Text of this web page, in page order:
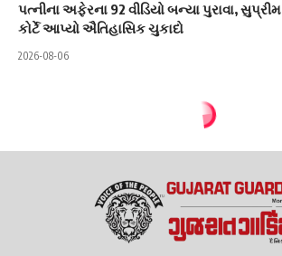
પત્નીના અફેરના 92 વીડિયો બન્યા પુરાવા, સુપ્રીમ
કોર્ટે આપ્યો ઐતિહાસિક ચુકાદો
2026-08-06